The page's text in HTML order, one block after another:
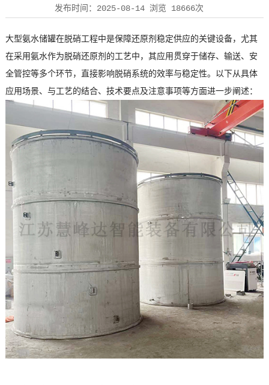
发布时间： 2025-08-14浏览 18666次
大型氨水储罐在脱硝工程中是保障还原剂稳定供应的关键设备，尤其
在采用氨水作为脱硝还原剂的工艺中，其应用贯穿于储存、输送、安
全管控等多个环节，直接影响脱硝系统的效率与稳定性。以下从具体
应用场景、与工艺的结合、技术要点及注意事项等方面进一步阐述：